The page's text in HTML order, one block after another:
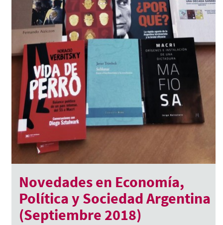
Novedades en Economía,
Política y Sociedad Argentina
(Septiembre 2018)